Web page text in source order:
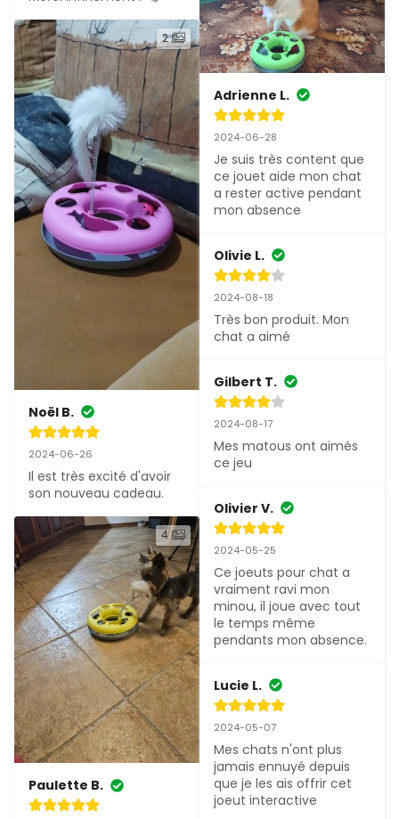
2
Noël B.
2024-06-26
Il est très excité d'avoir
son nouveau cadeau.
4
Paulette B.
Adrienne L.
2024-06-28
Je suis très content que
ce jouet aide mon chat
a rester active pendant
mon absence
Olivie L.
2024-08-18
Très bon produit. Mon
chat a aimé
Gilbert T.
2024-08-17
Mes matous ont aimés
ce jeu
Olivier V.
2024-05-25
Ce joeuts pour chat a
vraiment ravi mon
minou, il joue avec tout
le temps même
pendants mon absence.
Lucie L.
2024-05-07
Mes chats n'ont plus
jamais ennuyé depuis
que je les ais offrir cet
joeut interactive